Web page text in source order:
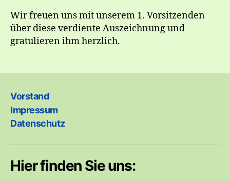
Wir freuen uns mit unserem 1. Vorsitzenden
über diese verdiente Auszeichnung und
gratulieren ihm herzlich.
Vorstand
Impressum
Datenschutz
Hier finden Sie uns: